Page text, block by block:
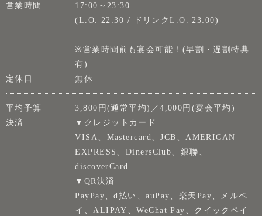
営業時間
17:00～23:30
(L.O. 22:30 / ドリンクL.O. 23:00)
※営業時間前も宴会可能！(早割・遅割特典
有)
定休日
無休
平均予算
3,800円(通常平均)／4,000円(宴会平均)
決済
▼クレジットカード
VISA、Mastercard、JCB、AMERICAN
EXPRESS、DinersClub、銀聯、
discoverCard
▼QR決済
PayPay、d払い、auPay、楽天Pay、メルペ
イ、ALIPAY、WeChat Pay、クイックペイ